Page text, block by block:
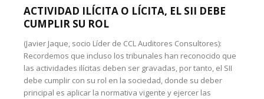
ACTIVIDAD ILÍCITA O LÍCITA, EL SII DEBE
CUMPLIR SU ROL
(Javier Jaque, socio Líder de CCL Auditores Consultores):
Recordemos que incluso los tribunales han reconocido que
las actividades ilícitas deben ser gravadas, por tanto, el SII
debe cumplir con su rol en la sociedad, donde su deber
principal es aplicar la normativa vigente y ejercer las